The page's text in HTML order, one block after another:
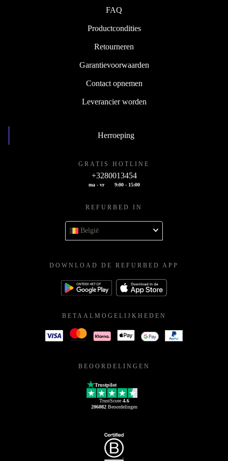
FAQ
Productcondities
Retourneren
Garantievoorwaarden
Contact opnemen
Leverancier worden
Herroeping
GRATIS HOTLINE
+3280013454
ma - vr 9:00 - 15:00
REFURBED IN
België
DOWNLOAD DE REFURBED APP
BETAALMOGELIJKHEDEN
BEOORDELINGEN
Trustpilot
TrustScore 4.6
206082Beoordelingen